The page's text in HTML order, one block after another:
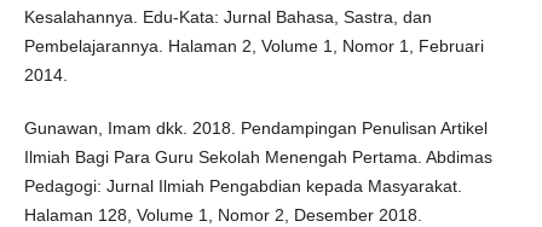
Kesalahannya. Edu-Kata: Jurnal Bahasa, Sastra, dan
Pembelajarannya. Halaman 2, Volume 1, Nomor 1, Februari
2014.
Gunawan, Imam dkk. 2018. Pendampingan Penulisan Artikel
Ilmiah Bagi Para Guru Sekolah Menengah Pertama. Abdimas
Pedagogi: Jurnal Ilmiah Pengabdian kepada Masyarakat.
Halaman 128, Volume 1, Nomor 2, Desember 2018.